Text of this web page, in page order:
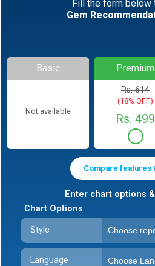
Fill the form below
Gem
Basic
Not available
Premium
Rs. 614
(18% OFF)
Rs. 499
Compare features
Enter chart options
Chart Options
Style
Language